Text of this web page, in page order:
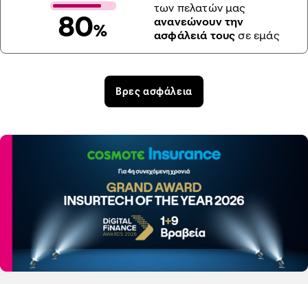
80%
των πελατών μας
ανανεώνουν την
ασφάλειά τους σε εμάς
Βρες ασφάλεια